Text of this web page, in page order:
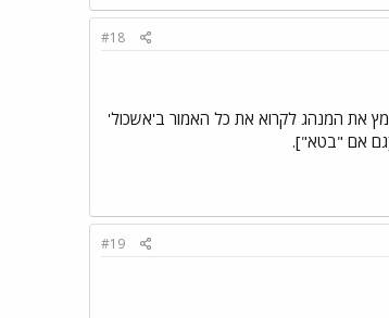
#18
את המנהג לקרוא את כל האמור ב'אשכול'
#19